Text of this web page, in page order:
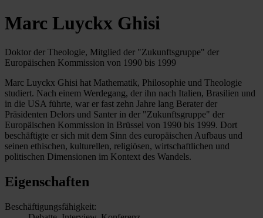
Marc Luyckx Ghisi
Doktor der Theologie, Mitglied der "Zukunftsgruppe" der
Europäischen Kommission von 1990 bis 1999
Marc Luyckx Ghisi hat Mathematik, Philosophie und Theologie
studiert. Nach einem Werdegang, der ihn nach Italien, Brasilien und
in die USA führte, war er fast zehn Jahre lang Berater der
Präsidenten Delors und Santer in der "Zukunftsgruppe" der
Europäischen Kommission in Brüssel von 1990 bis 1999. Dort
beschäftigte er sich mit dem Sinn des europäischen Aufbaus und
seinen ethischen, kulturellen, religiösen, wirtschaftlichen und
politischen Dimensionen im Kontext des Wandels.
Eigenschaften
Beschäftigungsfähigkeit: